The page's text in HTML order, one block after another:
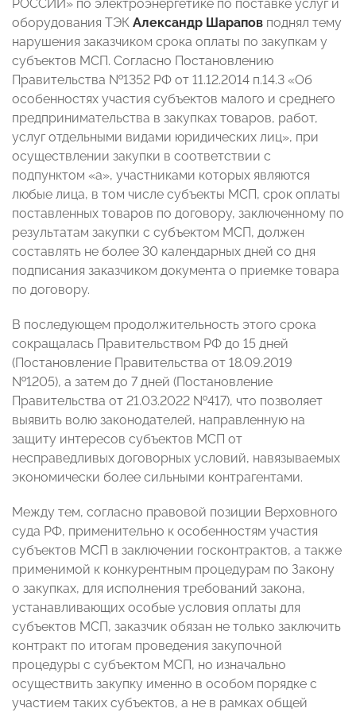
РОССИИ» по электроэнергетике по поставке услуг и
оборудования ТЭК Александр Шарапов поднял тему
нарушения заказчиком срока оплаты по закупкам у
субъектов МСП. Согласно Постановлению
Правительства №1352 РФ от 11.12.2014 п.14.3 «Об
особенностях участия субъектов малого и среднего
предпринимательства в закупках товаров, работ,
услуг отдельными видами юридических лиц», при
осуществлении закупки в соответствии с
подпунктом «а», участниками которых являются
любые лица, в том числе субъекты МСП, срок оплаты
поставленных товаров по договору, заключенному по
результатам закупки с субъектом МСП, должен
составлять не более 30 календарных дней со дня
подписания заказчиком документа о приемке товара
по договору.
В последующем продолжительность этого срока
сокращалась Правительством РФ до 15 дней
(Постановление Правительства от 18.09.2019
№1205), а затем до 7 дней (Постановление
Правительства от 21.03.2022 №417), что позволяет
выявить волю законодателей, направленную на
защиту интересов субъектов МСП от
несправедливых договорных условий, навязываемых
экономически более сильными контрагентами.
Между тем, согласно правовой позиции Верховного
суда РФ, применительно к особенностям участия
субъектов МСП в заключении госконтрактов, а также
применимой к конкурентным процедурам по Закону
о закупках, для исполнения требований закона,
устанавливающих особые условия оплаты для
субъектов МСП, заказчик обязан не только заключить
контракт по итогам проведения закупочной
процедуры с субъектом МСП, но изначально
осуществить закупку именно в особом порядке с
участием таких субъектов, а не в рамках общей